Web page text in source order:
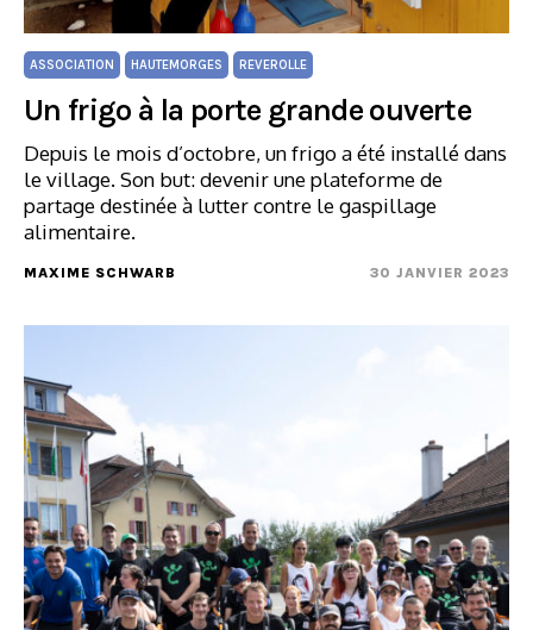
ASSOCIATION HAUTEMORGES REVEROLLE
Un frigo à la porte grande ouverte
Depuis le mois d’octobre, un frigo a été installé dans
le village. Son but: devenir une plateforme de
partage destinée à lutter contre le gaspillage
alimentaire.
MAXIME SCHWARB 30 JANVIER 2023